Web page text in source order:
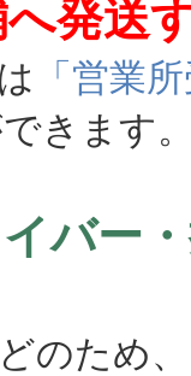
発送
「営業
きます
イバー
のため